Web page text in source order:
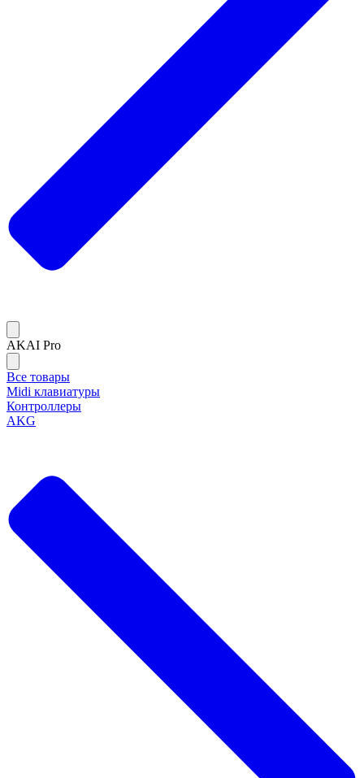
AKAI Pro
Все товары
Midi клавиатуры
Контроллеры
AKG